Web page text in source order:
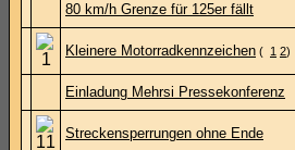
80 km/h Grenze für 125er fällt
Kleinere Motorradkennzeichen ( 1 2)
Einladung Mehrsi Pressekonferenz
Streckensperrungen ohne Ende